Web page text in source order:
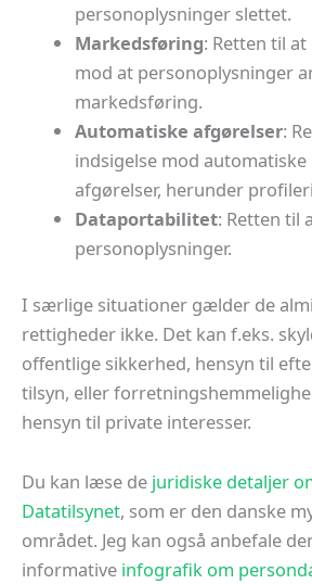
personoplysninger slettet.
Markedsføring: Retten til
mod at personoplysninger
markedsføring.
Automatiske afgørelser:
indsigelse mod
afgørelser, herunder
Dataportabilitet: Retten til
personoplysninger.
I særlige situationer gælder de
rettigheder ikke. Det kan f.eks.
offentlige sikkerhed, hensyn til
tilsyn, eller
hensyn til private interesser.
Du kan læse de juridiske detaljer
Datatilsynet, som er den danske
området. Jeg kan også anbefale
informative infografik om